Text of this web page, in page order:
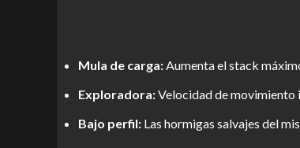
Mula de carga:Aumenta el stack
Exploradora:Velocidad de movimiento
Bajo perfil: Las hormigas salvajes del